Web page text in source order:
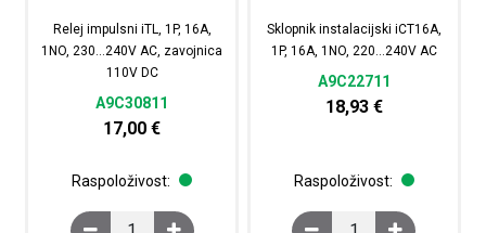
Relej impulsni iTL, 1P, 16A,
1NO, 230…240V AC, zavojnica
110V DC
A9C30811
17,00€
Raspoloživost:
Relej impulsni iTL, 1P, 16A, 1NO, 230...240V AC,
Sklopnik instalacijski iCT16A,
1P, 16A, 1NO, 220…240V AC
A9C22711
18,93 €
Raspoloživost:
Sklopnik instalacijski